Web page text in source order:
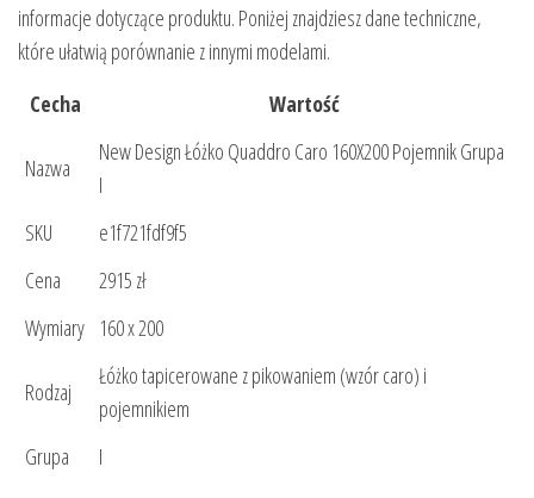
informacje dotyczące produktu. Poniżej znajdziesz dane techniczne,
które ułatwią porównanie z innymi modelami.
Cecha
Wartość
Nazwa
New Design Łóżko Quaddro Caro 160X200 Pojemnik Grupa
I
SKU
e1f721fdf9f5
Cena
2915 zł
Wymiary 160 x 200
Rodzaj
Łóżko tapicerowane z pikowaniem (wzór caro) i
pojemnikiem
Grupa
I